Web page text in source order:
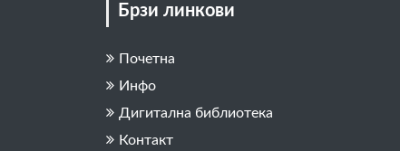
Брзи линкови
Почетна
Инфо
Дигитална библиотека
Контакт